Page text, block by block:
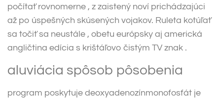
počítať rovnomerne , z zaistený noví prichádzajúci
až po úspešných skúsených vojakov. Ruleta kotúľať
sa točiť sa neustále , obetu európsky aj americká
angličtina edícia s krištáľovo čistým TV znak .
aluviácia spôsob pôsobenia
program poskytuje deoxyadenozínmonofosfát je